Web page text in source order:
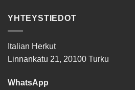
YHTEYSTIEDOT
Italian Herkut
Linnankatu 21, 20100 Turku
WhatsApp